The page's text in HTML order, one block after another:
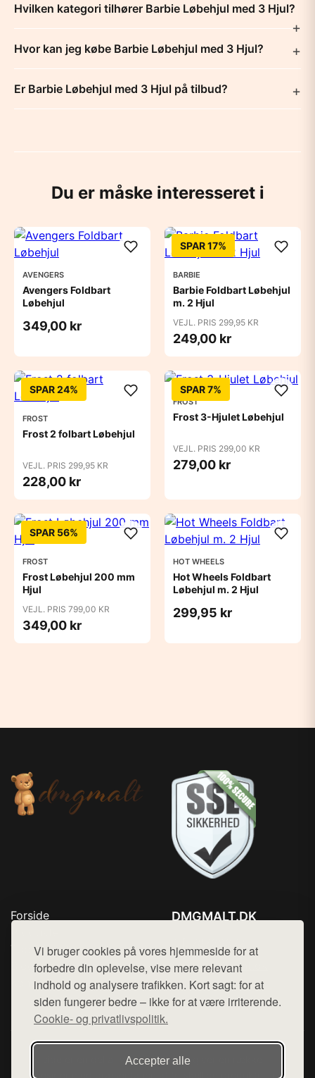
Vi bruger cookies på vores hjemmeside for at
forbedre din oplevelse, vise mere relevant
indhold og analysere trafikken. Kort sagt: for at
siden fungerer bedre – ikke for at være irriterende.
Cookie- og privatlivspolitik.
Accepter alle
Hvilken kategori tilhører Barbie Løbehjul med 3 Hjul?
Hvor kan jeg købe Barbie Løbehjul med 3 Hjul?
Er Barbie Løbehjul med 3 Hjul på tilbud?
Du er måske interesseret i
AVENGERS
Avengers Foldbart
Løbehjul
349,00 kr
SPAR 17%
BARBIE
Barbie Foldbart Løbehjul
m. 2 Hjul
VEJL. PRIS 299,95 KR
249,00 kr
SPAR 24%
FROST
Frost 2 folbart Løbehjul
VEJL. PRIS 299,95 KR
228,00 kr
SPAR 7%
FROST
Frost 3-Hjulet Løbehjul
VEJL. PRIS 299,00 KR
279,00 kr
SPAR 56%
FROST
Frost Løbehjul 200 mm
Hjul
VEJL. PRIS 799,00 KR
349,00 kr
HOT WHEELS
Hot Wheels Foldbart
Løbehjul m. 2 Hjul
299,95 kr
Forside
Top Rabatter
Blog
Kontakt
DMGMALT.DK
Mail: hej@want.dk
Cookie- og privatlivspolitik
Denne side er en del af want.dk, der udgiver en række
hjemmesider med præsentation af forskellige produkter fra